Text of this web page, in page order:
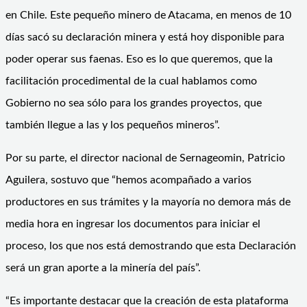
en Chile. Este pequeño minero de Atacama, en menos de 10
días sacó su declaración minera y está hoy disponible para
poder operar sus faenas. Eso es lo que queremos, que la
facilitación procedimental de la cual hablamos como
Gobierno no sea sólo para los grandes proyectos, que
también llegue a las y los pequeños mineros”.
Por su parte, el director nacional de Sernageomin, Patricio
Aguilera, sostuvo que “hemos acompañado a varios
productores en sus trámites y la mayoría no demora más de
media hora en ingresar los documentos para iniciar el
proceso, los que nos está demostrando que esta Declaración
será un gran aporte a la minería del país”.
“Es importante destacar que la creación de esta plataforma